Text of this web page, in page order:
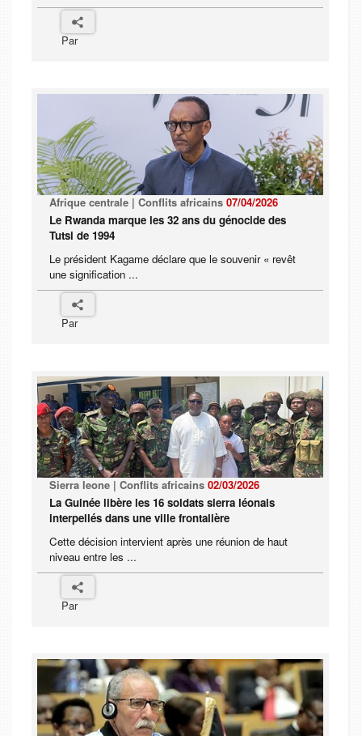
Par
Afrique centrale | Conflits africains 07/04/2026
Le Rwanda marque les 32 ans du génocide des
Tutsi de 1994
Le président Kagame déclare que le souvenir « revêt
une signification ...
Par
Sierra leone | Conflits africains 02/03/2026
La Guinée libère les 16 soldats sierra léonais
interpellés dans une ville frontalière
Cette décision intervient après une réunion de haut
niveau entre les ...
Par